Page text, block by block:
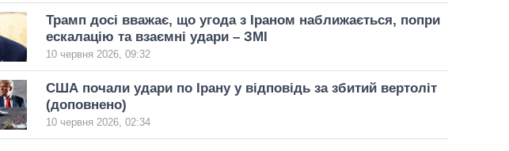
Трамп досі вважає, що угода з Іраном наближається, попри
ескалацію та взаємні удари – ЗМІ
10 червня 2026, 09:32
США почали удари по Ірану у відповідь за збитий вертоліт
(доповнено)
10 червня 2026, 02:34